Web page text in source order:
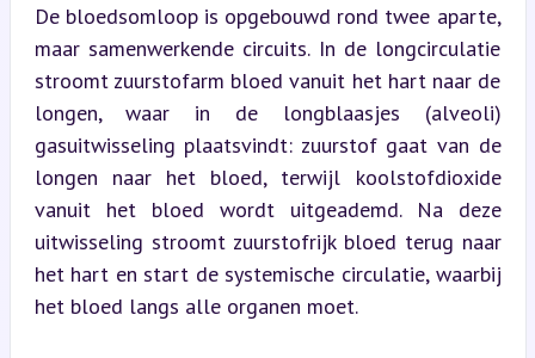
De bloedsomloop is opgebouwd rond twee aparte,
maar samenwerkende circuits. In de longcirculatie
stroomt zuurstofarm bloed vanuit het hart naar de
longen, waar in de longblaasjes (alveoli)
gasuitwisseling plaatsvindt: zuurstof gaat van de
longen naar het bloed, terwijl koolstofdioxide
vanuit het bloed wordt uitgeademd. Na deze
uitwisseling stroomt zuurstofrijk bloed terug naar
het hart en start de systemische circulatie, waarbij
het bloed langs alle organen moet.